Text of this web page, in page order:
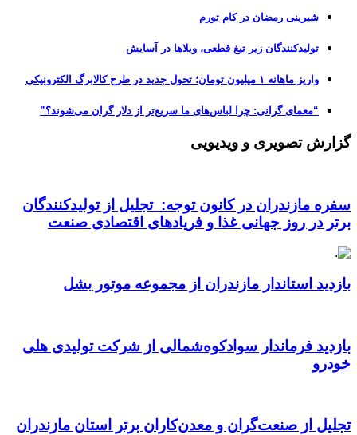
شیرینی رمضان در کام تورم
تولیدکنندگان زیر تیغ قطعی، ویلاها در آسایش
واریز ماهانه ۱ میلیون تومان؛ تحول جدید در طرح کالابرگ الکترونیکی
“معمای گرانی: چرا لباس‌های ما سریع‌تر از دلار گران می‌شوند؟”
گزارش تصویری و ویدیویی
سفره مازندران در کانون توجه: تجلیل از تولیدکنندگان
برتر در روز جهانی غذا و فریادهای اقتصادی صنعت
بازدید استاندار مازندران از مجموعه موتور بشل
بازدید فرماندار سوادکوه‌شمالی از شرکت تولیدی هلی
خودرو
تجلیل از صنعت‌گران و معدن‌کاران برتر استان مازندران